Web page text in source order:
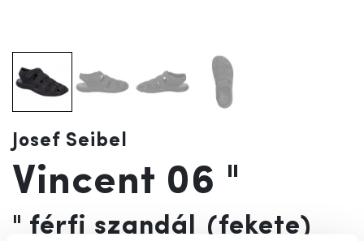
Josef Seibel
Vincent 06 "
" férfi szandál (fekete)